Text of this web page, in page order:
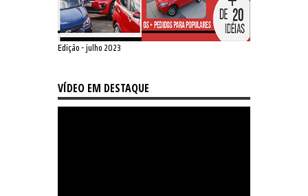
Edição - julho 2023
VÍDEO EM DESTAQUE